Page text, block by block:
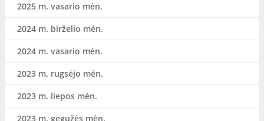
2025 m. vasario mėn.
2024 m. birželio mėn.
2024 m. vasario mėn.
2023 m. rugsėjo mėn.
2023 m. liepos mėn.
2023 m. gegužės mėn.